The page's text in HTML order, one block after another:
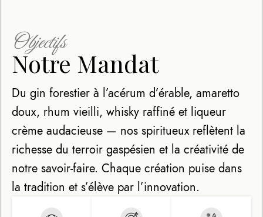
Objectifs
Notre Mandat
Du gin forestier à l’acérum d’érable, amaretto
doux, rhum vieilli, whisky raffiné et liqueur
crème audacieuse — nos spiritueux reflètent la
richesse du terroir gaspésien et la créativité de
notre savoir-faire. Chaque création puise dans
la tradition et s’élève par l’innovation.